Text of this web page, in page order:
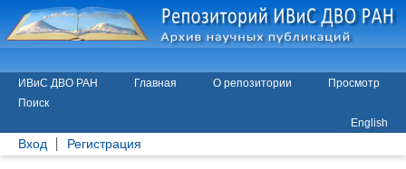
ИВиС ДВО РАН Главная О репозитории
Просмотр
Поиск
English
Вход Регистрация